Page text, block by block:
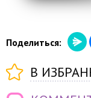
Поделиться:
В